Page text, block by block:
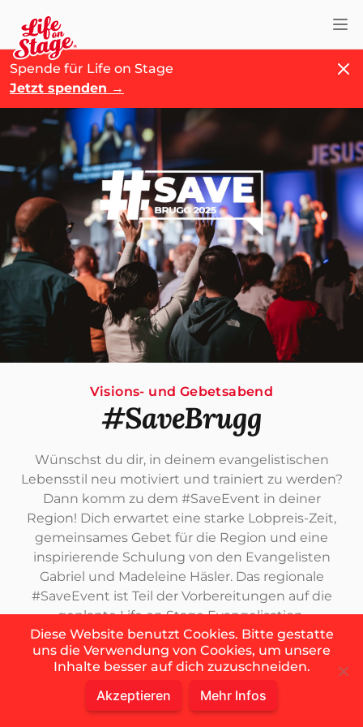
Spende für Life on Stage
Jetzt spenden →
Visions- und Gebetsabend
#SaveBrugg
Wünschst du dir, in deinem evangelistischen
Lebensstil neu motiviert und trainiert zu werden?
Dann komm zu dem #SaveEvent in deiner
Region! Dich erwartet eine starke Lobpreis-Zeit,
gemeinsames Gebet für die Region und eine
inspirierende Schulung von den Evangelisten
Gabriel und Madeleine Häsler. Das regionale
#SaveEvent ist Teil der Vorbereitungen auf die
geplante Life on Stage Evangelisation.
Diese Website benutzt Cookies. Bitte gestatte
uns die Verwendung von Cookies, um unsere
Inhalte besser auf dich zuzuschneiden.
Akzeptieren Mehr Infos